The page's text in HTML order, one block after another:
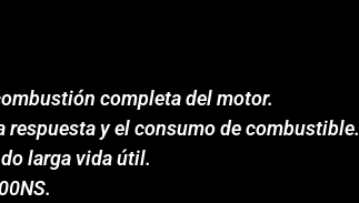
completa del motor.
y el consumo de combustible.
larga vida útil.